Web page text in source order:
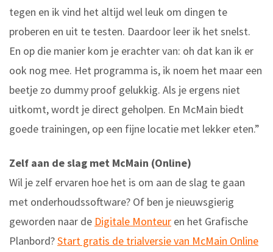
tegen en ik vind het altijd wel leuk om dingen te
proberen en uit te testen. Daardoor leer ik het snelst.
En op die manier kom je erachter van: oh dat kan ik er
ook nog mee. Het programma is, ik noem het maar een
beetje zo dummy proof gelukkig. Als je ergens niet
uitkomt, wordt je direct geholpen. En McMain biedt
goede trainingen, op een fijne locatie met lekker eten.”
Zelf aan de slag met McMain (Online)
Wil je zelf ervaren hoe het is om aan de slag te gaan
met onderhoudssoftware? Of ben je nieuwsgierig
geworden naar de Digitale Monteur en het Grafische
Planbord?Start gratis de trialversie van McMain Online